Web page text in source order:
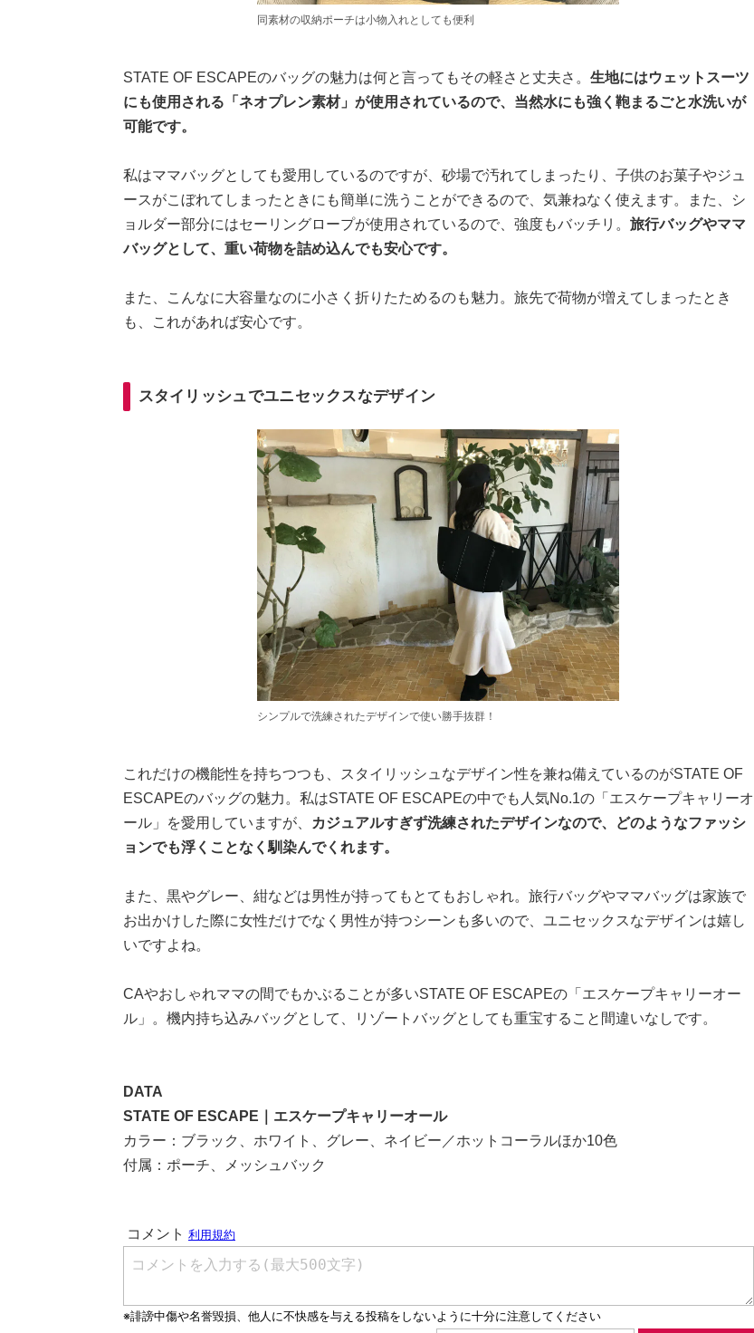
同素材の収納ポーチは小物入れとしても便利
STATE OF ESCAPEのバッグの魅力は何と言ってもその軽さと丈夫さ。 生地にはウェットスーツ
にも使用される「ネオプレン素材」が使用されているので、当然水にも強く鞄まるごと水洗いが
可能です。
私はママバッグとしても愛用しているのですが、砂場で汚れてしまったり、子供のお菓子やジュ
ースがこぼれてしまったときにも簡単に洗うことができるので、気兼ねなく使えます。また、シ
ョルダー部分にはセーリングロープが使用されているので、強度もバッチリ。 旅行バッグやママ
バッグとして、重い荷物を詰め込んでも安心です。
また、こんなに大容量なのに小さく折りたためるのも魅力。旅先で荷物が増えてしまったとき
も、これがあれば安心です。
スタイリッシュでユニセックスなデザイン
シンプルで洗練されたデザインで使い勝手抜群！
これだけの機能性を持ちつつも、スタイリッシュなデザイン性を兼ね備えているのがSTATE OF
ESCAPEのバッグの魅力。私はSTATE OF ESCAPEの中でも人気No.1の「エスケープキャリーオ
ール」を愛用していますが、
カジュアルすぎず洗練されたデザインなので、どのようなファッシ
ョンでも浮くことなく馴染んでくれます。
また、黒やグレー、紺などは男性が持ってもとてもおしゃれ。旅行バッグやママバッグは家族で
お出かけした際に女性だけでなく男性が持つシーンも多いので、ユニセックスなデザインは嬉し
いですよね。
CAやおしゃれママの間でもかぶることが多いSTATE OF ESCAPEの「エスケープキャリーオー
ル」。機内持ち込みバッグとして、リゾートバッグとしても重宝すること間違いなしです。
DATA
STATE OF ESCAPE｜エスケープキャリーオール
カラー：ブラック、ホワイト、グレー、ネイビー／ホットコーラルほか10色
付属：ポーチ、メッシュバック